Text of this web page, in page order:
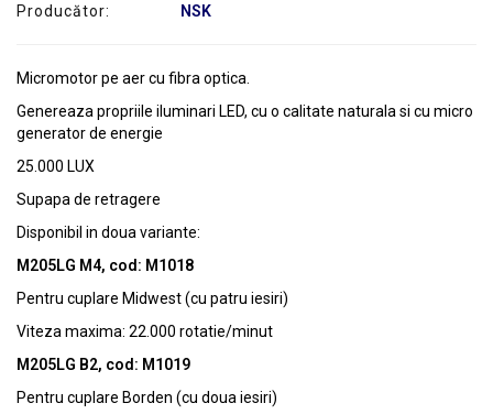
Producător: NSK
Micromotor pe aer cu fibra optica.
Genereaza propriile iluminari LED, cu o calitate naturala si cu micro
generator de energie
25.000 LUX
Supapa de retragere
Disponibil in doua variante:
M205LG M4, cod: M1018
Pentru cuplare Midwest (cu patru iesiri)
Viteza maxima: 22.000 rotatie/minut
M205LG B2, cod: M1019
Pentru cuplare Borden (cu doua iesiri)